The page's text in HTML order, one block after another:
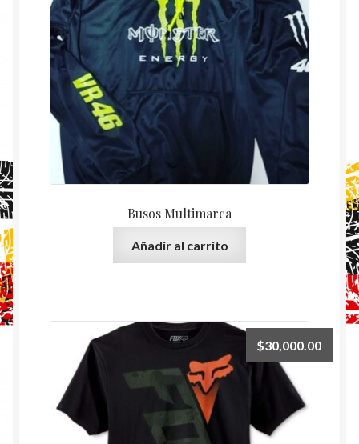
Busos Multimarca
Añadir al carrito
$30,000.00